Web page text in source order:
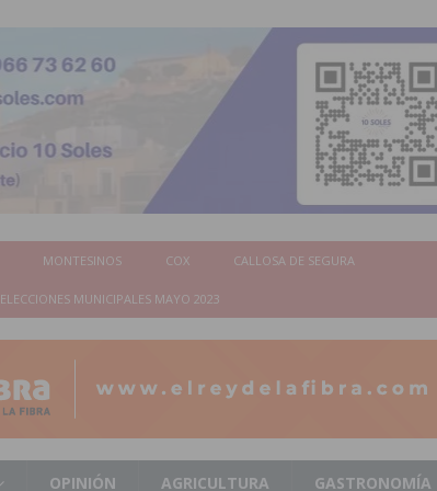
MONTESINOS COX CALLOSA DE SEGURA
ELECCIONES MUNICIPALES MAYO 2023
OPINIÓN AGRICULTURA GASTRONOMÍA